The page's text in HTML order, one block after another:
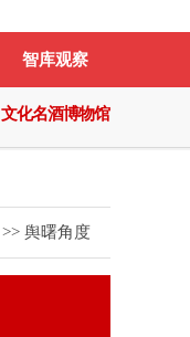
智库观察
文化名酒博物馆
>> 舆曙角度